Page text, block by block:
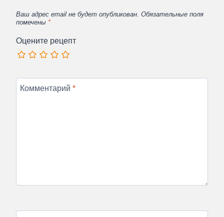
Ваш адрес email не будет опубликован. Обязательные поля
помечены *
Оцените рецепт
Комментарий *